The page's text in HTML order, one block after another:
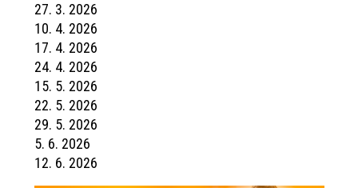
27. 3. 2026
10. 4. 2026
17. 4. 2026
24. 4. 2026
15. 5. 2026
22. 5. 2026
29. 5. 2026
5. 6. 2026
12. 6. 2026